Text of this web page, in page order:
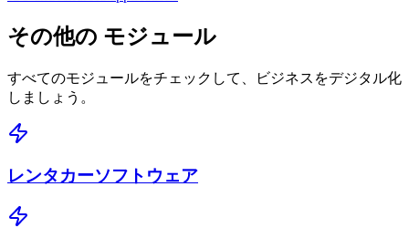
その他の モジュール
すべてのモジュールをチェックして、ビジネスをデジタル化
しましょう。
レンタカーソフトウェア